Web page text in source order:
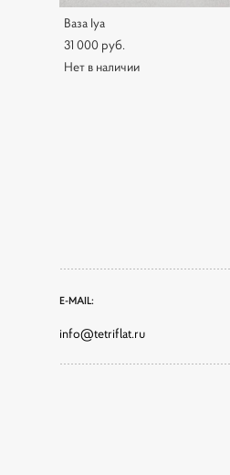
Ваза Iya
31 000 pуб.
Нет в наличии
E-MAIL:
info@tetriflat.ru